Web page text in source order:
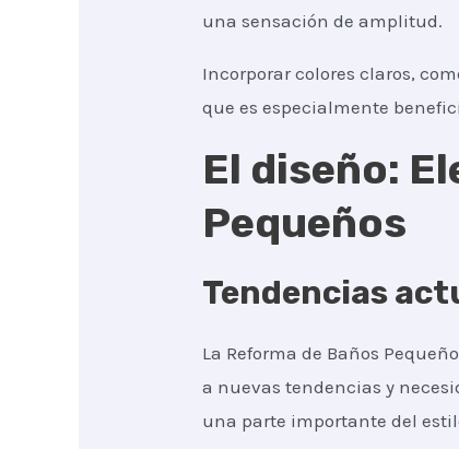
una sensación de amplitud.
Incorporar colores claros,
que es especialmente
El diseño:
Pequeños
Tendencias
La Reforma de Baños
a nuevas tendencias y
una parte importante del